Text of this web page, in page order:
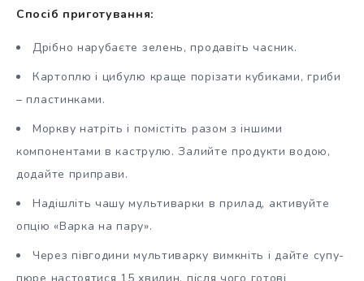
Спосіб приготування:
Дрібно нарубаєте зелень, продавіть часник.
Картоплю і цибулю краще порізати кубиками, гриби
– пластинками.
Моркву натріть і помістіть разом з іншими
компонентами в каструлю. Залийте продукти водою,
додайте приправи.
Надішліть чашу мультиварки в прилад, активуйте
опцію «Варка на пару».
Через півгодини мультиварку вимкніть і дайте супу-
пюре настоятися 15 хвилин, після чого готові